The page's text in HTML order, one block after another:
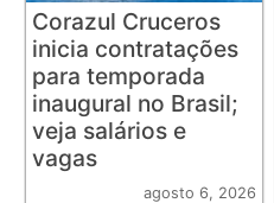
Corazul Cruceros
inicia contratações
para temporada
inaugural no Brasil;
veja salários e
vagas
agosto 6, 2026